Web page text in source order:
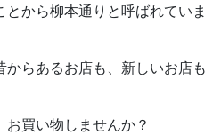
から柳本通りと呼ばれていま
らあるお店も、新しいお店も
買い物しませんか？